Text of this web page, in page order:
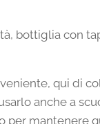
bottiglia con
qui di
anche a
per mantenere